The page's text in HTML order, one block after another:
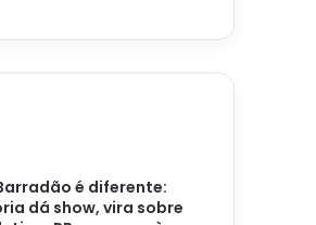
é diferente:
dá show, vira sobre